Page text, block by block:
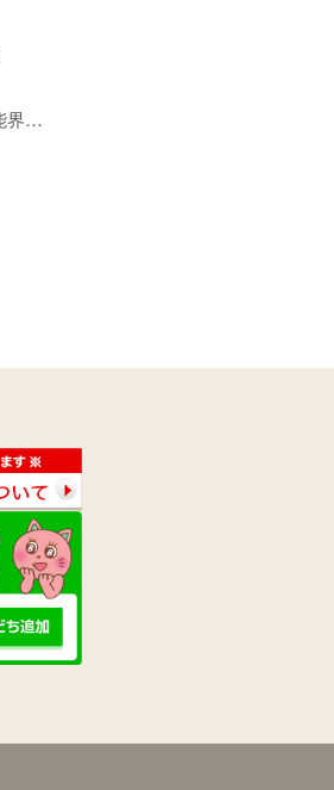
meemake(ミーメイク)は、芸能界からも注目され、雑誌・メディアでも活躍する整体師「朝井麗華」さんプロデュースの、日中用育乳ブラです。立体縫製がバストを優しく包み込み、ノンワイヤーながら、バストを立体的に保ちます。健康美溢れる体づくりを目指すあなたへおすすめです。